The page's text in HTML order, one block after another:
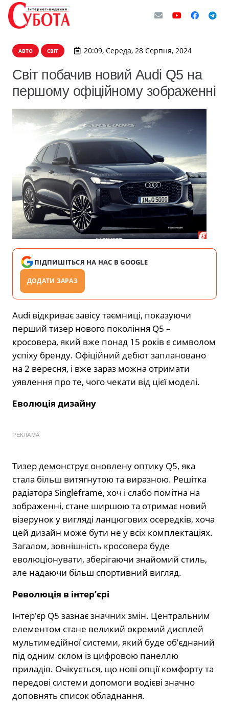
АВТО СВІТ 20:09, Середа, 28 Серпня, 2024
Світ побачив новий Audi Q5 на
першому офіційному зображенні
ПІДПИШІТЬСЯ НА НАС В GOOGLE
ДОДАТИ ЗАРАЗ
Audi відкриває завісу таємниці, показуючи
перший тизер нового покоління Q5 –
кросовера, який вже понад 15 років є символом
успіху бренду. Офіційний дебют заплановано
на 2 вересня, і вже зараз можна отримати
уявлення про те, чого чекати від цієї моделі.
Еволюція дизайну
РЕКЛАМА
Тизер демонструє оновлену оптику Q5, яка
стала більш витягнутою та виразною. Решітка
радіатора Singleframe, хоч і слабо помітна на
зображенні, стане ширшою та отримає новий
візерунок у вигляді ланцюгових осередків, хоча
цей дизайн може бути не у всіх комплектаціях.
Загалом, зовнішність кросовера буде
еволюціонувати, зберігаючи знайомий стиль,
але надаючи більш спортивний вигляд.
Революція в інтер’єрі
Інтер’єр Q5 зазнає значних змін. Центральним
елементом стане великий окремий дисплей
мультимедійної системи, який буде об’єднаний
під одним склом із цифровою панеллю
приладів. Очікується, що нові опції комфорту та
передові системи допомоги водієві значно
доповнять список обладнання.